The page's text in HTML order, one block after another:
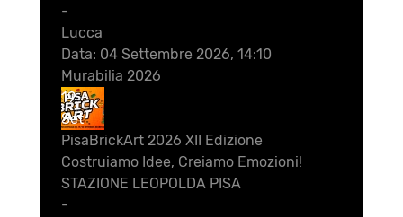
-
Lucca
Data: 04 Settembre 2026, 14:10
Murabilia 2026
19
Set
PisaBrickArt 2026 XII Edizione
Costruiamo Idee, Creiamo Emozioni!
STAZIONE LEOPOLDA PISA
-